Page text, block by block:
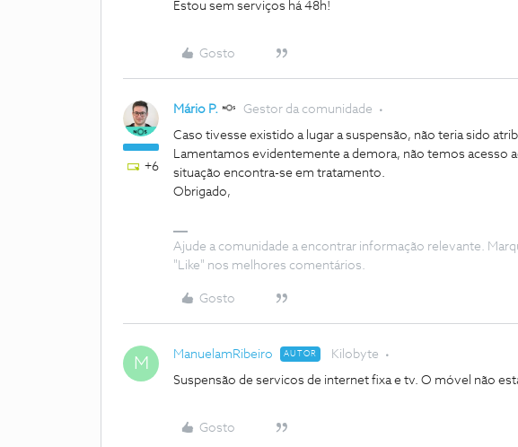
Estou sem serviços há 48h!
Gosto
+6
Mário P. Gestor da comunidade
Caso tivesse existido a lugar a suspensão, não teria sido
Lamentamos evidentemente a demora, não temos acesso
situação encontra-se em tratamento.
Obrigado,
Ajude a comunidade a encontrar informação relevante.
"Like" nos melhores comentários.
Gosto
M ManuelamRibeiro AUTOR Kilobyte
Suspensão de servicos de internet fixa e tv. O móvel não
Gosto